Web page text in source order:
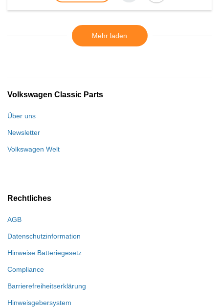
Mehr laden
Volkswagen Classic Parts
Über uns
Newsletter
Volkswagen Welt
Rechtliches
AGB
Datenschutzinformation
Hinweise Batteriegesetz
Compliance
Barrierefreiheitserklärung
Hinweisgebersystem